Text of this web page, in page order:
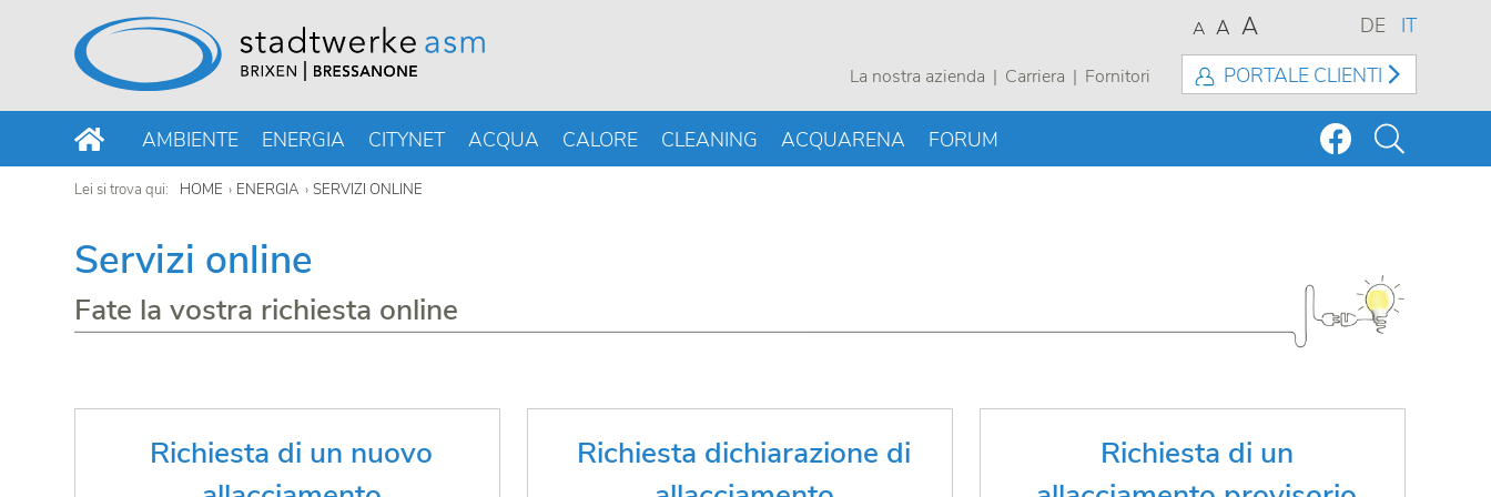
DE IT
A A A
PORTALE CLIENTI
La nostra azienda Carriera Fornitori
AMBIENTE ENERGIA CITYNET ACQUA CALORE CLEANING ACQUARENA FORUM
Lei si trova qui: HOME ENERGIA SERVIZI ONLINE
Servizi online
Fate la vostra richiesta online
Richiesta di un nuovo
Hai bisogno di un allacciamento
Richiesta dichiarazione di
Hai bisogno di una dichiarazione di
allacciamento?
Richiesta di un
Stai organizzando una festa e hai
bisogno di un allacciamento per